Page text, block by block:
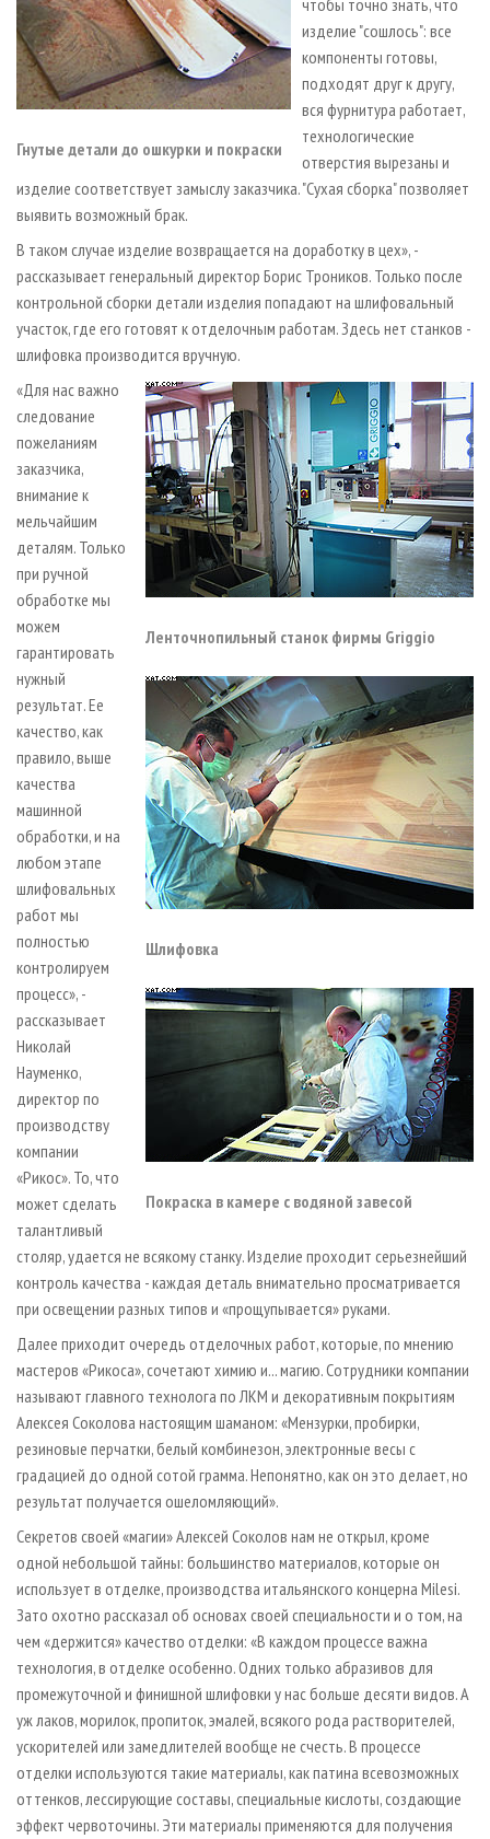
Гнутые детали до ошкурки и покраски
чтобы точно знать, что
изделие "сошлось": все
компоненты готовы,
подходят друг к другу,
вся фурнитура работает,
технологические
отверстия вырезаны и
изделие соответствует замыслу заказчика. "Сухая сборка" позволяет
выявить возможный брак.
В таком случае изделие возвращается на доработку в цех», -
рассказывает генеральный директор Борис Троников. Только после
контрольной сборки детали изделия попадают на шлифовальный
участок, где его готовят к отделочным работам. Здесь нет станков -
шлифовка производится вручную.
Ленточнопильный станок фирмы Griggio
Шлифовка
Покраска в камере с водяной завесой
«Для нас важно
следование
пожеланиям
заказчика,
внимание к
мельчайшим
деталям. Только
при ручной
обработке мы
можем
гарантировать
нужный
результат. Ее
качество, как
правило, выше
качества
машинной
обработки, и на
любом этапе
шлифовальных
работ мы
полностью
контролируем
процесс», -
рассказывает
Николай
Науменко,
директор по
производству
компании
«Рикос». То, что
может сделать
талантливый
столяр, удается не всякому станку. Изделие проходит серьезнейший
контроль качества - каждая деталь внимательно просматривается
при освещении разных типов и «прощупывается» руками.
Далее приходит очередь отделочных работ, которые, по мнению
мастеров «Рикоса», сочетают химию и... магию. Сотрудники компании
называют главного технолога по ЛКМ и декоративным покрытиям
Алексея Соколова настоящим шаманом: «Мензурки, пробирки,
резиновые перчатки, белый комбинезон, электронные весы с
градацией до одной сотой грамма. Непонятно, как он это делает, но
результат получается ошеломляющий».
Секретов своей «магии» Алексей Соколов нам не открыл, кроме
одной небольшой тайны: большинство материалов, которые он
использует в отделке, производства итальянского концерна Milesi.
Зато охотно рассказал об основах своей специальности и о том, на
чем «держится» качество отделки: «В каждом процессе важна
технология, в отделке особенно. Одних только абразивов для
промежуточной и финишной шлифовки у нас больше десяти видов. А
уж лаков, морилок, пропиток, эмалей, всякого рода растворителей,
ускорителей или замедлителей вообще не счесть. В процессе
отделки используются такие материалы, как патина всевозможных
оттенков, лессирующие составы, специальные кислоты, создающие
эффект червоточины. Эти материалы применяются для получения